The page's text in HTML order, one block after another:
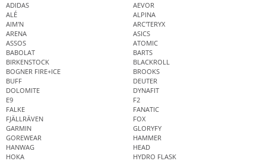
ADIDAS
AEVOR
ALÉ
ALPINA
AIM'N
ARC'TERYX
ARENA
ASICS
ASSOS
ATOMIC
BABOLAT
BARTS
BIRKENSTOCK
BLACKROLL
BOGNER FIRE+ICE
BROOKS
BUFF
DEUTER
DOLOMITE
DYNAFIT
E9
F2
FALKE
FANATIC
FJÄLLRÄVEN
FOX
GARMIN
GLORYFY
GOREWEAR
HAMMER
HANWAG
HEAD
HOKA
HYDRO FLASK